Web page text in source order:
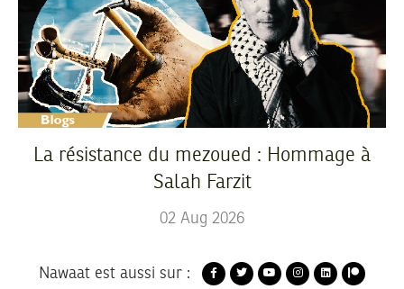
La résistance du mezoued : Hommage à
Salah Farzit
02 Aug 2026
Nawaat est aussi sur :